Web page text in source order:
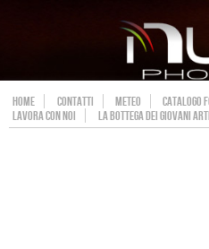
HOME CONTATTI METEO
CATALOGO
LAVORA CON NOI
LA BOTTEGA DEI GIOVANI